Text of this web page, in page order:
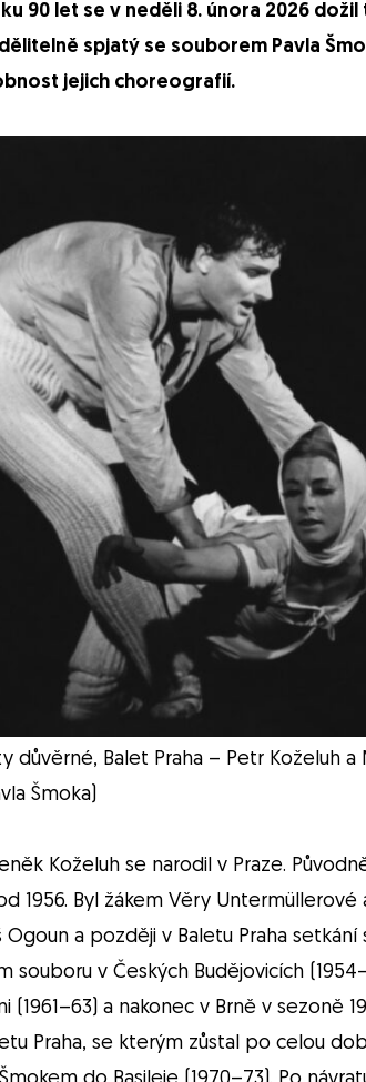
90 let se v neděli 8. února 2026
spjatý se souborem Pavla
jejich choreografií.
důvěrné, Balet Praha – Petr Koželuh
Šmoka)
Koželuh se narodil v Praze.
1956. Byl žákem Věry Untermüllerové
a později v Baletu Praha setkání
souboru v Českých Budějovicích
(1961–63) a nakonec v Brně v sezoně
Praha, se kterým zůstal po celou